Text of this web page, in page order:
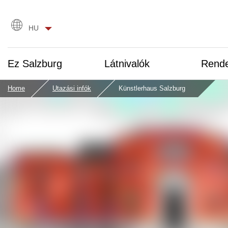
Nyelvválasztás
HU
Ez Salzburg Látnivalók
Home Utazási infók Künstlerhaus Salzburg